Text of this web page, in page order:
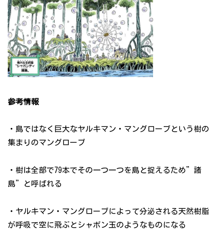
参考情報
・島ではなく巨大なヤルキマン・マングローブという樹の
集まりのマングローブ
・樹は全部で79本でその一つ一つを島と捉えるため”諸
島”と呼ばれる
・ヤルキマン・マングローブによって分泌される天然樹脂
が呼吸で空に飛ぶとシャボン玉のようなものになる